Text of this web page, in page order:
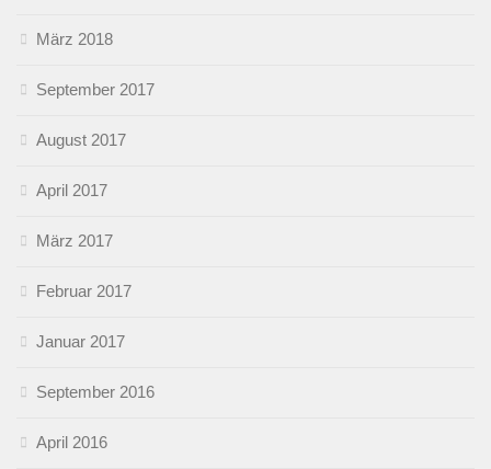
März 2018
September 2017
August 2017
April 2017
März 2017
Februar 2017
Januar 2017
September 2016
April 2016